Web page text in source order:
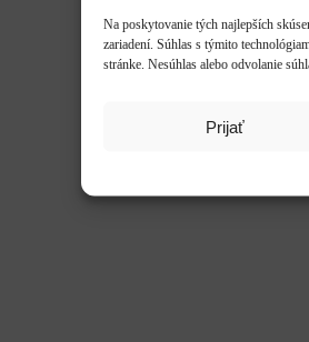
Na poskytovanie tých najlepších
zariadení. Súhlas s týmito
stránke. Nesúhlas alebo odvolanie
Prijať